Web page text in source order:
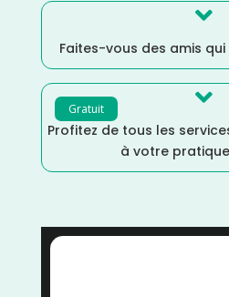

Faites-vous des amis
Gratuit 
Profitez de tous les
à votre